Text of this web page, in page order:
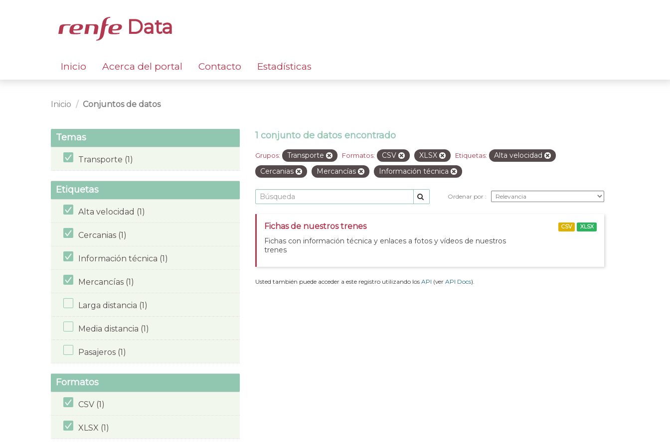
Data
Inicio Acerca del portal Contacto Estadísticas
Inicio Conjuntos de datos
Temas
Transporte (1)
Etiquetas
Alta velocidad (1)
Cercanias (1)
Información técnica (1)
Mercancías (1)
Larga distancia (1)
Media distancia (1)
Pasajeros (1)
Formatos
CSV (1)
XLSX (1)
1 conjunto de datos encontrado
Grupos: Transporte Formatos: CSV XLSX Etiquetas:
Alta velocidad
Cercanias
Mercancías Información técnica
Ordenar por
Fichas de nuestros trenes
Fichas con información técnica y enlaces a fotos y vídeos de nuestros
trenes
CSV XLSX
Usted también puede acceder a este registro utilizando los API (ver API Docs).